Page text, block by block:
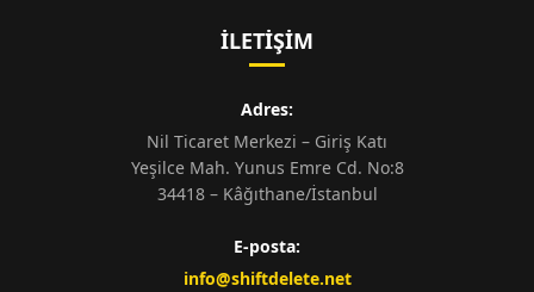
İLETIŞIM
Adres:
Nil Ticaret Merkezi – Giriş Katı
Yeşilce Mah. Yunus Emre Cd. No:8
34418 – Kâğıthane/İstanbul
E-posta:
info@shiftdelete.net